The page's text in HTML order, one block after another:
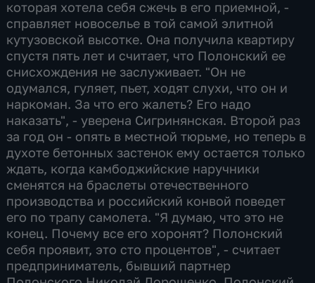
которая хотела себя сжечь в его приемной, -
справляет новоселье в той самой элитной
кутузовской высотке. Она получила квартиру
спустя пять лет и считает, что Полонский ее
снисхождения не заслуживает. "Он не
одумался, гуляет, пьет, ходят слухи, что он и
наркоман. За что его жалеть? Его надо
наказать", - уверена Сигринянская. Второй раз
за год он - опять в местной тюрьме, но теперь в
духоте бетонных застенок ему остается только
ждать, когда камбоджийские наручники
сменятся на браслеты отечественного
производства и российский конвой поведет
его по трапу самолета. "Я думаю, что это не
конец. Почему все его хоронят? Полонский
себя проявит, это сто процентов", - считает
предприниматель, бывший партнер